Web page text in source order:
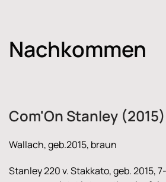
Nachkommen
Com'On Stanley (2015)
Wallach, geb.2015, braun
Stanley 220 v. Stakkato, geb. 2015,